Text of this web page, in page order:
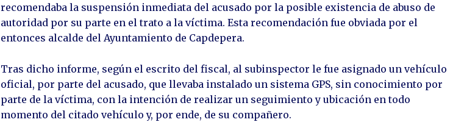
recomendaba la suspensión inmediata del acusado por la posible existencia de abuso de
autoridad por su parte en el trato a la víctima. Esta recomendación fue obviada por el
entonces alcalde del Ayuntamiento de Capdepera.
Tras dicho informe, según el escrito del fiscal, al subinspector le fue asignado un vehículo
oficial, por parte del acusado, que llevaba instalado un sistema GPS, sin conocimiento por
parte de la víctima, con la intención de realizar un seguimiento y ubicación en todo
momento del citado vehículo y, por ende, de su compañero.